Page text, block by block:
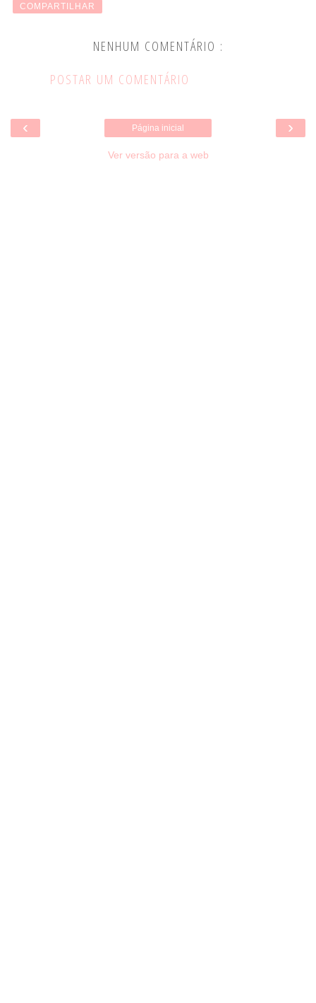
COMPARTILHAR
NENHUM COMENTÁRIO :
POSTAR UM COMENTÁRIO
‹ ›
Página inicial
Ver versão para a web